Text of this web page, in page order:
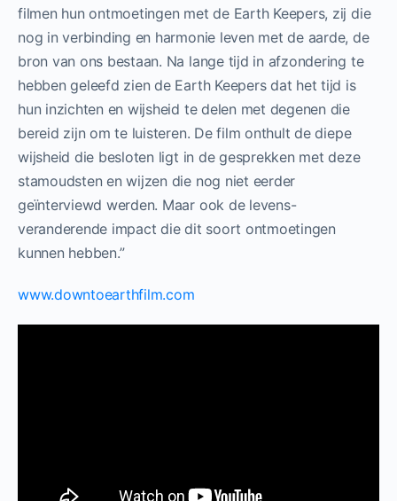
filmen hun ontmoetingen met de Earth Keepers, zij die
nog in verbinding en harmonie leven met de aarde, de
bron van ons bestaan. Na lange tijd in afzondering te
hebben geleefd zien de Earth Keepers dat het tijd is
hun inzichten en wijsheid te delen met degenen die
bereid zijn om te luisteren. De film onthult de diepe
wijsheid die besloten ligt in de gesprekken met deze
stamoudsten en wijzen die nog niet eerder
geïnterviewd werden. Maar ook de levens-
veranderende impact die dit soort ontmoetingen
kunnen hebben.”
www.downtoearthfilm.com